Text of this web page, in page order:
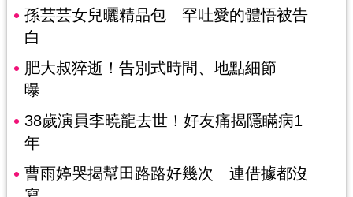
孫芸芸女兒曬精品包 罕吐愛的體悟被告
白
肥大叔猝逝！告別式時間、地點細節
曝
38歲演員李曉龍去世！好友痛揭隱瞞病1
年
曹雨婷哭揭幫田路路好幾次 連借據都沒